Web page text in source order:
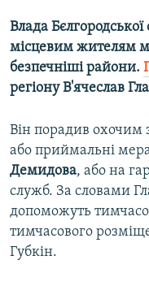
Усі сайти RFE/RL
Влада Бєлгородської
місцевим жителям
безпечніші райони.
регіону В'ячеслав
Він порадив охочим
або приймальні
Демидова, або на
служб. За словами
допоможуть
тимчасового
Губкін.